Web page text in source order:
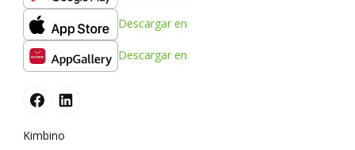
Descargar en
Descargar en
Kimbino